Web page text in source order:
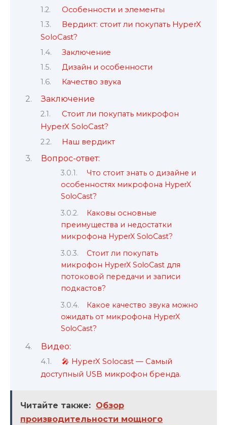
Особенности и элементы
Вердикт: стоит ли покупать HyperX
SoloCast?
Заключение
Дизайн и особенности
Качество звука
Заключение
Стоит ли покупать микрофон
HyperX SoloCast?
Наш вердикт
Вопрос-ответ:
Что стоит знать о дизайне и
особенностях микрофона HyperX
SoloCast?
Каковы основные
преимущества и недостатки
микрофона HyperX SoloCast?
Стоит ли покупать
микрофон HyperX SoloCast для
потоковой передачи и записи
подкастов?
Какое качество звука можно
ожидать от микрофона HyperX
SoloCast?
Видео:
🎤 HyperX Solocast — Самый
доступный USB микрофон бренда.
Читайте также: Обзор
производительности мощного